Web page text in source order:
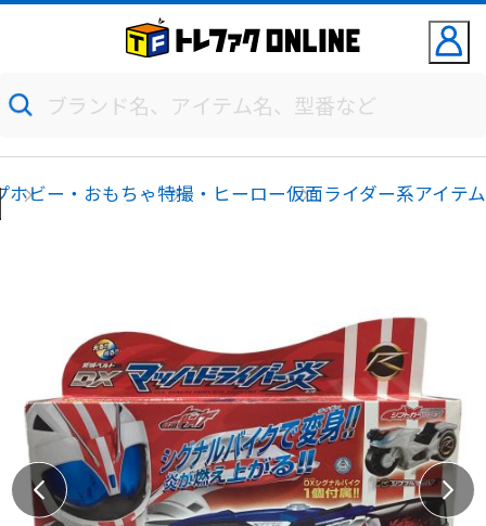
ホビー・おもちゃ特撮・ヒーロー仮面ライダー系アイテム